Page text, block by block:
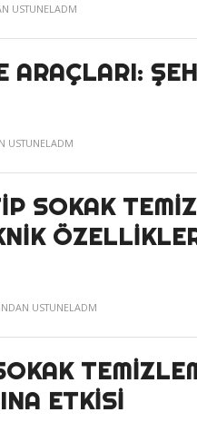
USTUNELADM
ARAÇLARI:
USTUNELADM
SOKAK
USTUNELADM
ETKISI